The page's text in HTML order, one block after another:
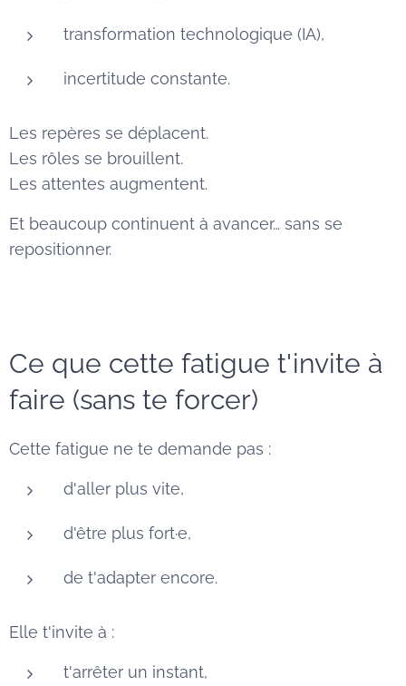
transformation technologique (IA),
incertitude constante.
Les repères se déplacent.
Les rôles se brouillent.
Les attentes augmentent.
Et beaucoup continuent à avancer… sans se
repositionner.
Ce que cette fatigue t'invite à
faire (sans te forcer)
Cette fatigue ne te demande pas :
d'aller plus vite,
d'être plus fort·e,
de t'adapter encore.
Elle t'invite à :
t'arrêter un instant,